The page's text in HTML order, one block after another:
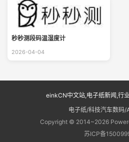
秒秒测段码温湿度计
2026-04-04
einkCN中文站,电子纸新闻,行
电子纸/科技汽车数码/
Copyright © 2014~2026
苏ICP备